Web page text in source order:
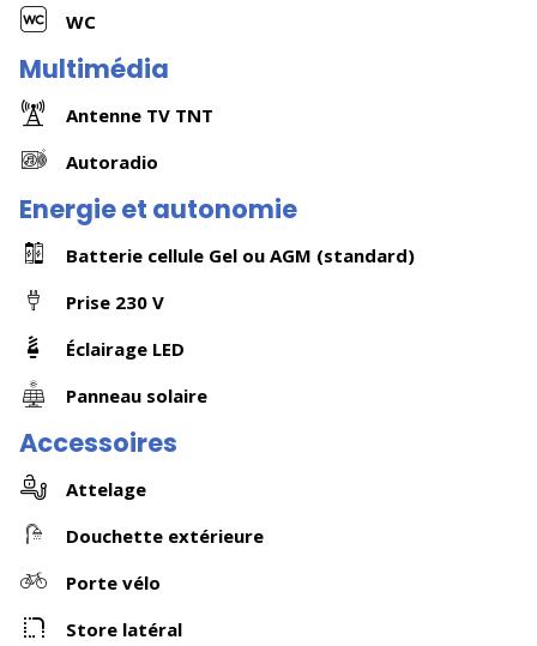
WC
Multimédia
Antenne TV TNT
Autoradio
Energie et autonomie
Batterie cellule Gel ou AGM (standard)
Prise 230 V
Éclairage LED
Panneau solaire
Accessoires
Attelage
Douchette extérieure
Porte vélo
Store latéral